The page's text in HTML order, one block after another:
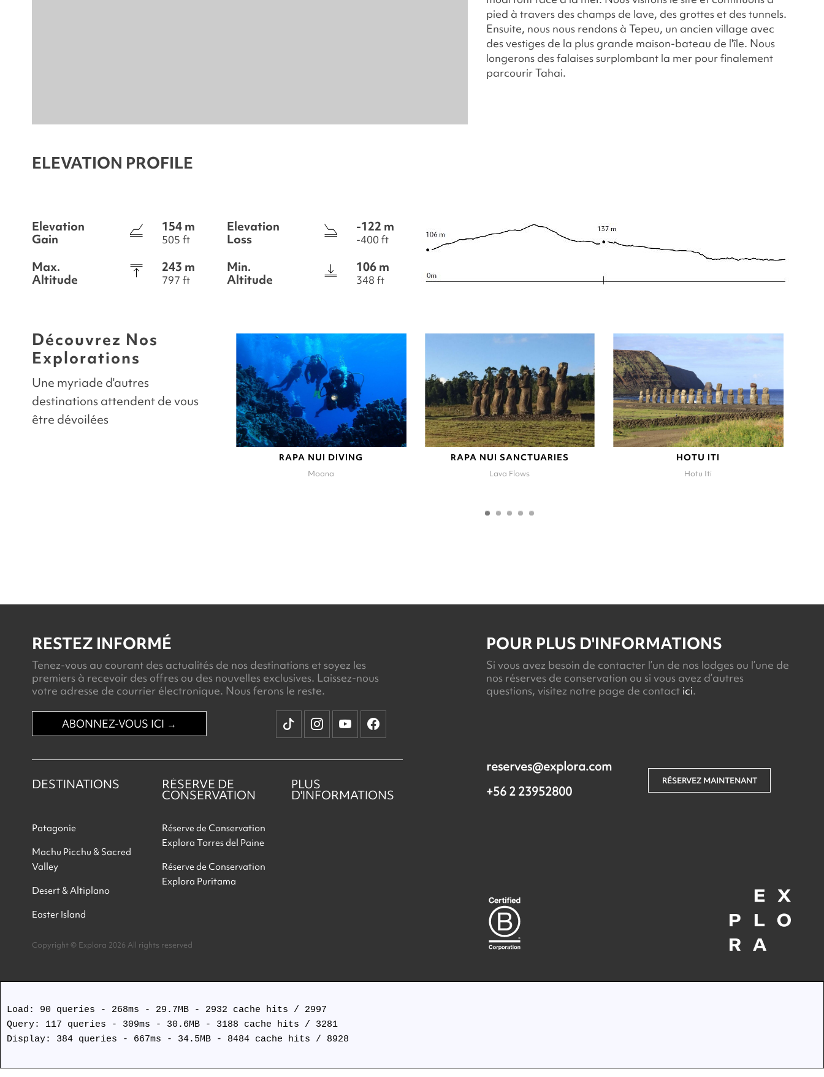
pied à travers des champs de lave, des grottes et des tunnels.
Ensuite, nous nous rendons à Tepeu, un ancien village avec
des vestiges de la plus grande maison-bateau de l'île. Nous
longerons des falaises surplombant la mer pour finalement
parcourir Tahai.
ELEVATION PROFILE
Elevation
Gain
154 m
505 ft
Elevation
Loss
-122 m
-400 ft
Max.
Altitude
243 m
797 ft
Min.
Altitude
106 m
348 ft
Découvrez Nos
Explorations
Une myriade d'autres
destinations attendent de vous
être dévoilées
RAPA NUI DIVING
Moana
RAPA NUI SANCTUARIES
Lava Flows
HOTU ITI
Hotu Iti
RESTEZ INFORMÉ
Tenez-vous au courant des actualités de nos destinations et soyez les
premiers à recevoir des offres ou des nouvelles exclusives. Laissez-nous
votre adresse de courrier électronique. Nous ferons le reste.
ABONNEZ-VOUS ICI →
DESTINATIONS
Patagonie
Machu Picchu & Sacred
Valley
Desert & Altiplano
Easter Island
RÉSERVE DE
CONSERVATION
Réserve de Conservation
Explora Torres del Paine
Réserve de Conservation
Explora Puritama
PLUS
D'INFORMATIONS
Copyright © Explora 2026 All rights reserved
POUR PLUS D'INFORMATIONS
Si vous avez besoin de contacter l’un de nos lodges ou l’une de
nos réserves de conservation ou si vous avez d’autres
questions, visitez notre page de contact ici.
reserves@explora.com
+56 2 23952800
RÉSERVEZ MAINTENANT
Load: 90 queries - 268ms - 29.7MB - 2932 cache hits / 2997
Query: 117 queries - 309ms - 30.6MB - 3188 cache hits / 3281
Display: 384 queries - 667ms - 34.5MB - 8484 cache hits / 8928